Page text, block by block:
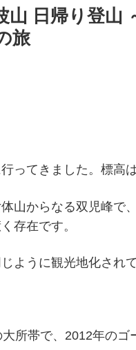
山 日帰り登
旅
ってきました。標高
山からなる双児峰で
存在です。
ように観光地化され
所帯で、2012年のゴ